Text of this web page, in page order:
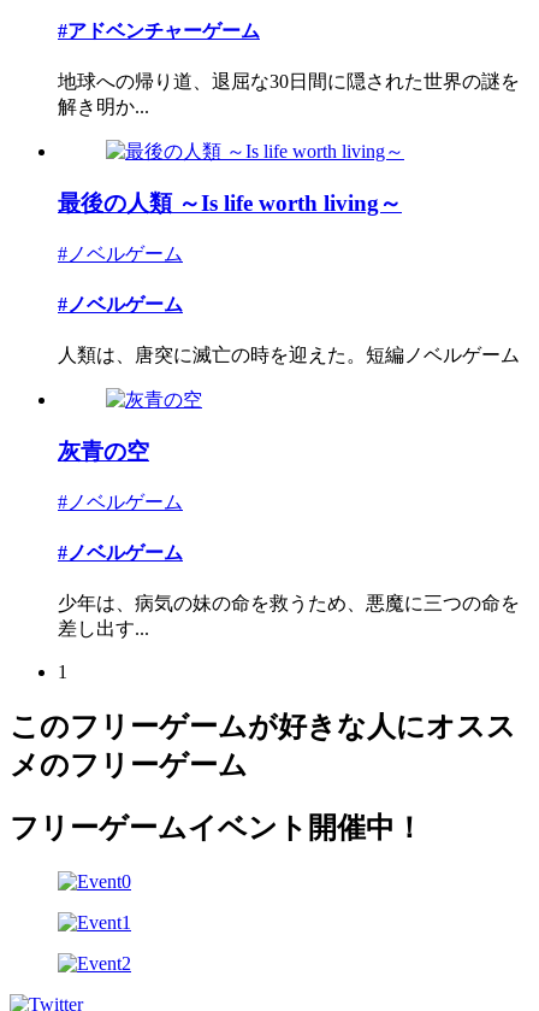
#アドベンチャーゲーム
地球への帰り道、退屈な30日間に隠された世界の謎を
解き明か...
最後の人類 ～Is life worth living～
#ノベルゲーム
#ノベルゲーム
人類は、唐突に滅亡の時を迎えた。短編ノベルゲーム
灰青の空
#ノベルゲーム
#ノベルゲーム
少年は、病気の妹の命を救うため、悪魔に三つの命を
差し出す...
1
このフリーゲームが好きな人にオスス
メのフリーゲーム
フリーゲームイベント開催中！